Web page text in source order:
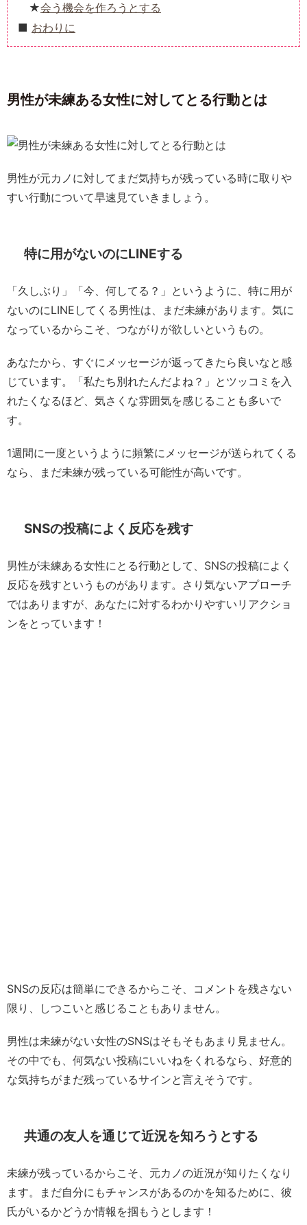
会う機会を作ろうとする
おわりに
男性が未練ある女性に対してとる行動とは
男性が元カノに対してまだ気持ちが残っている時に取りや
すい行動について早速見ていきましょう。
特に用がないのにLINEする
「久しぶり」「今、何してる？」というように、特に用が
ないのにLINEしてくる男性は、まだ未練があります。気に
なっているからこそ、つながりが欲しいというもの。
あなたから、すぐにメッセージが返ってきたら良いなと感
じています。「私たち別れたんだよね？」とツッコミを入
れたくなるほど、気さくな雰囲気を感じることも多いで
す。
1週間に一度というように頻繁にメッセージが送られてくる
なら、まだ未練が残っている可能性が高いです。
SNSの投稿によく反応を残す
男性が未練ある女性にとる行動として、SNSの投稿によく
反応を残すというものがあります。さり気ないアプローチ
ではありますが、あなたに対するわかりやすいリアクショ
ンをとっています！
SNSの反応は簡単にできるからこそ、コメントを残さない
限り、しつこいと感じることもありません。
男性は未練がない女性のSNSはそもそもあまり見ません。
その中でも、何気ない投稿にいいねをくれるなら、好意的
な気持ちがまだ残っているサインと言えそうです。
共通の友人を通じて近況を知ろうとする
未練が残っているからこそ、元カノの近況が知りたくなり
ます。まだ自分にもチャンスがあるのかを知るために、彼
氏がいるかどうか情報を掴もうとします！